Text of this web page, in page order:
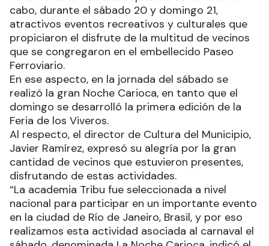
Desde la Subsecretaría de Deporte, Cultura y
Turismo de la comuna capitalina se llevaron a
cabo, durante el sábado 20 y domingo 21,
atractivos eventos recreativos y culturales que
propiciaron el disfrute de la multitud de vecinos
que se congregaron en el embellecido Paseo
Ferroviario.
En ese aspecto, en la jornada del sábado se
realizó la gran Noche Carioca, en tanto que el
domingo se desarrolló la primera edición de la
Feria de los Viveros.
Al respecto, el director de Cultura del Municipio,
Javier Ramírez, expresó su alegría por la gran
cantidad de vecinos que estuvieron presentes,
disfrutando de estas actividades.
“La academia Tribu fue seleccionada a nivel
nacional para participar en un importante evento
en la ciudad de Río de Janeiro, Brasil, y por eso